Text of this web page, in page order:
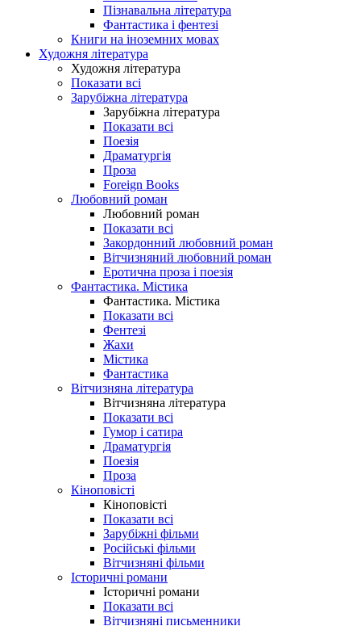
Пізнавальна література
Фантастика і фентезі
Книги на іноземних мовах
Художня література
Художня література
Показати всі
Зарубіжна література
Зарубіжна література
Показати всі
Поезія
Драматургія
Проза
Foreign Books
Любовний роман
Любовний роман
Показати всі
Закордонний любовний роман
Вітчизняний любовний роман
Еротична проза і поезія
Фантастика. Містика
Фантастика. Містика
Показати всі
Фентезі
Жахи
Містика
Фантастика
Вітчизняна література
Вітчизняна література
Показати всі
Гумор і сатира
Драматургія
Поезія
Проза
Кіноповісті
Кіноповісті
Показати всі
Зарубіжні фільми
Російські фільми
Вітчизняні фільми
Історичні романи
Історичні романи
Показати всі
Вітчизняні письменники